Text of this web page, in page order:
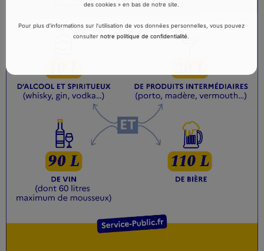
des cookies » en bas de notre site.
Pour plus d’informations sur l’utilisation de vos données personnelles, vous pouvez
consulternotre politique de confidentialité